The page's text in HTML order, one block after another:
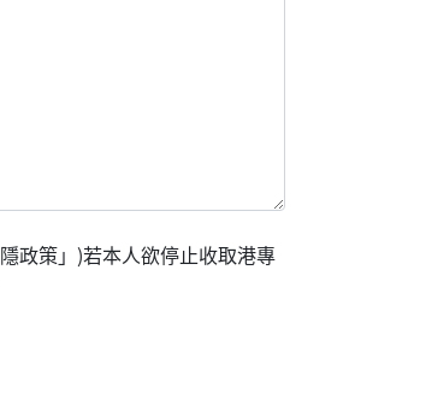
政策」)若本人欲停止收取港專